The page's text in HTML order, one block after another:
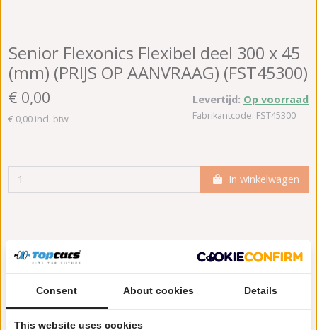
Senior Flexonics Flexibel deel 300 x 45
(mm) (PRIJS OP AANVRAAG) (FST45300)
€ 0,00
€ 0,00 incl. btw
Levertijd: Op voorraad
Fabrikantcode: FST45300
In winkelwagen
Incl. pakking
set
Consent About cookies Details
This website uses cookies